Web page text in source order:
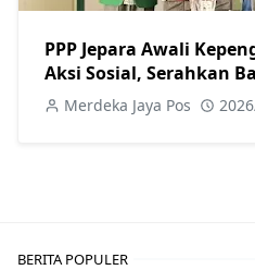
PPP Jepara Awali
Aksi Sosial, Serahkan
kepada Warga
Merdeka Jaya Pos
BERITA POPULER